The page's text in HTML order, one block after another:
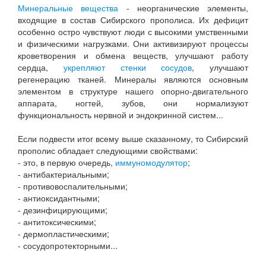
Минеральные вещества - неорганические элементы,
входящие в состав Сибирского прополиса. Их дефицит
особенно остро чувствуют люди с высокими умственными
и физическими нагрузками. Они активизируют процессы
кроветворения и обмена веществ, улучшают работу
сердца, укрепляют стенки сосудов, улучшают
регенерацию тканей. Минералы являются основным
элементом в структуре нашего опорно-двигательного
аппарата, ногтей, зубов, они нормализуют
функциональность нервной и эндокринной систем...
Если подвести итог всему выше сказанному, то Сибирский
прополис обладает следующими свойствами:
- это, в первую очередь, иммуномодулятор;
- антибактериальными;
- противовоспалительными;
- антиоксидантными;
- дезинфицирующими;
- антитоксическими;
- дермопластическими;
- сосудопротекторными...